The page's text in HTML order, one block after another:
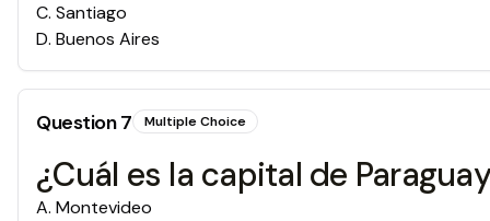
C. Santiago
D. Buenos Aires
Question7 Multiple Choice
¿Cuál es la capital de
A. Montevideo